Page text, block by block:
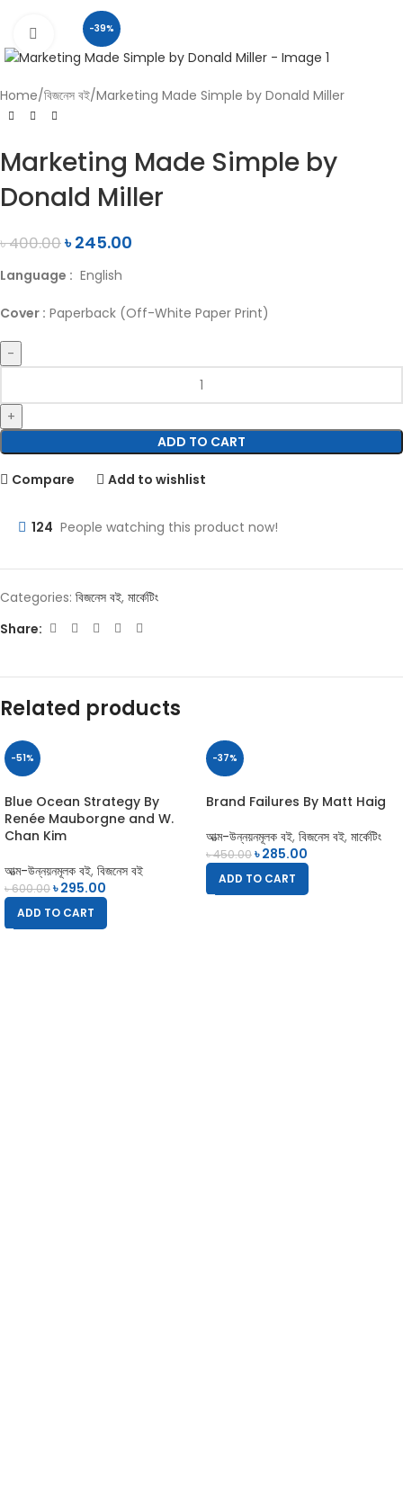
-39%
Click to enlarge
Home বিজনেস বই Marketing Made Simple by Donald Miller
Marketing Made Simple by
Donald Miller
৳400.00৳245.00
Language : English
Cover : Paperback (Off-White Paper Print)
ADD TO CART
Compare Add to wishlist
124 People watching this product now!
Categories: বিজনেস বই, মার্কেটিং
Share:
Related products
-51%
Blue Ocean Strategy By
Renée Mauborgne and W.
Chan Kim
আত্ম-উন্নয়নমূলক বই, বিজনেস বই
৳600.00৳295.00
ADD TO CART
-37%
Brand Failures By Matt Haig
আত্ম-উন্নয়নমূলক বই, বিজনেস বই, মার্কেটিং
৳450.00৳285.00
ADD TO CART